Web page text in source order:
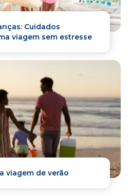
Cuidados
viagem sem estresse
viagem de verão